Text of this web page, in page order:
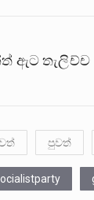
ඇට තැලිච්ච
පුවත්